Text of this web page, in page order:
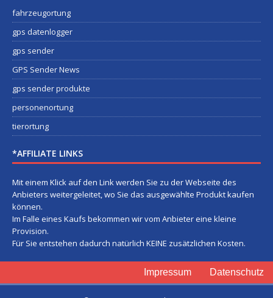
fahrzeugortung
gps datenlogger
gps sender
GPS Sender News
gps sender produkte
personenortung
tierortung
*AFFILIATE LINKS
Mit einem Klick auf den Link werden Sie zu der Webseite des
Anbieters weitergeleitet, wo Sie das ausgewählte Produkt kaufen
können.
Im Falle eines Kaufs bekommen wir vom Anbieter eine kleine
Provision.
Für Sie entstehen dadurch natürlich KEINE zusätzlichen Kosten.
Impressum Datenschutz